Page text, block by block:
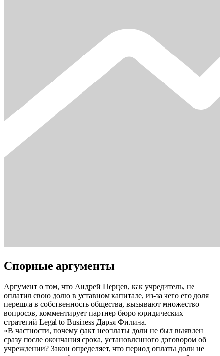
Спорные аргументы
Аргумент о том, что Андрей Перцев, как учредитель, не
оплатил свою долю в уставном капитале, из-за чего его доля
перешла в собственность общества, вызывают множество
вопросов, комментирует партнер бюро юридических
стратегий Legal to Business Дарья Филина.
«В частности, почему факт неоплаты доли не был выявлен
сразу после окончания срока, установленного договором об
учреждении? Закон определяет, что период оплаты доли не